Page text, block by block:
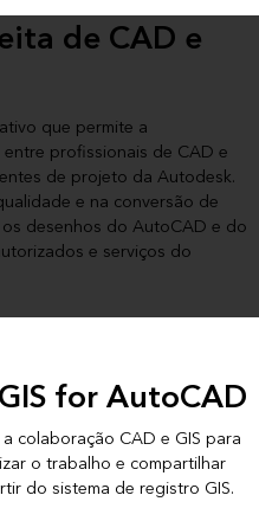
de CAD e
que permite a
profissionais de CAD e
de projeto da Autodesk.
e na conversão de
desenhos do AutoCAD e do
e serviços do
for AutoCAD
colaboração CAD e GIS para
o trabalho e compartilhar
do sistema de registro GIS.